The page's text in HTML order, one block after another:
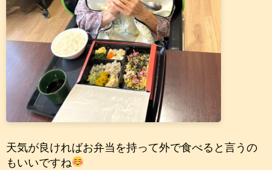
天気が良ければお弁当を持って外で食べると言うの
もいいですね